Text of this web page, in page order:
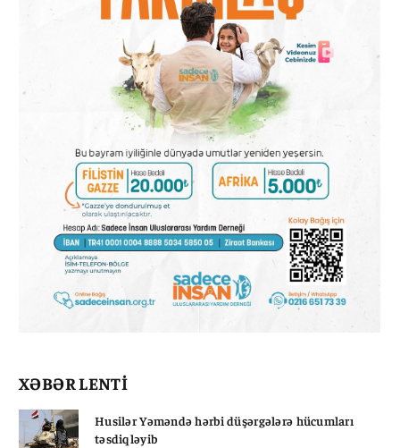
XƏBƏR LENTİ
Husilər Yəməndə hərbi düşərgələrə hücumları
təsdiqləyib